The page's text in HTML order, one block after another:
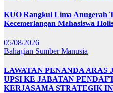
KUO Rangkul Lima Anugerah
Kecemerlangan Mahasiswa
05/08/2026
Bahagian Sumber Manusia
LAWATAN PENANDA ARAS
UPSI KE JABATAN
KERJASAMA STRATEGIK